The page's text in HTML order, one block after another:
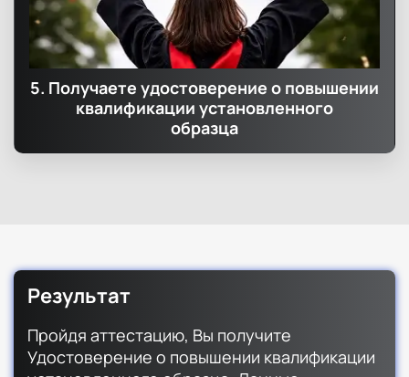
5. Получаете удостоверение о повышении
квалификации установленного
образца
Результат
Пройдя аттестацию, Вы получите
Удостоверение о повышении квалификации